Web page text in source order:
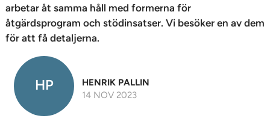
arbetar åt samma håll med formerna för
åtgärdsprogram och stödinsatser. Vi besöker en av dem
för att få detaljerna.
HP
HENRIK PALLIN
14 NOV 2023